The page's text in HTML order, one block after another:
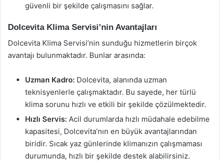
güvenli bir şekilde çalışmasını sağlar.
Dolcevita Klima Servisi’nin Avantajları
Dolcevita Klima Servisi’nin sunduğu hizmetlerin birçok
avantajı bulunmaktadır. Bunlar arasında:
Uzman Kadro: Dolcevita, alanında uzman
teknisyenlerle çalışmaktadır. Bu sayede, her türlü
klima sorunu hızlı ve etkili bir şekilde çözülmektedir.
Hızlı Servis: Acil durumlarda hızlı müdahale edebilme
kapasitesi, Dolcevita’nın en büyük avantajlarından
biridir. Sıcak yaz günlerinde klimanızın çalışmaması
durumunda, hızlı bir şekilde destek alabilirsiniz.